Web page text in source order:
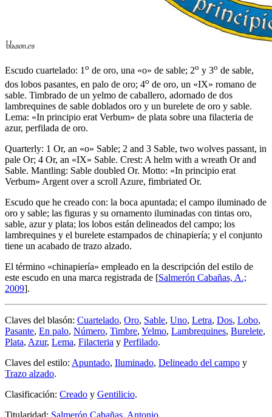
Escudo cuartelado: 1o de oro, una «o» de sable; 2o y 3o de sable,
dos lobos pasantes, en palo de oro; 4o de oro, un «IX» romano de
sable. Timbrado de un yelmo de caballero, adornado de dos
lambrequines de sable doblados oro y un burelete de oro y sable.
Lema: «In principio erat Verbum» de plata sobre una filacteria de
azur, perfilada de oro.
Quarterly: 1 Or, an «o» Sable; 2 and 3 Sable, two wolves passant, in
pale Or; 4 Or, an «IX» Sable. Crest: A helm with a wreath Or and
Sable. Mantling: Sable doubled Or. Motto: «In principio erat
Verbum» Argent over a scroll Azure, fimbriated Or.
Escudo que he creado con: la boca apuntada; el campo iluminado de
oro y sable; las figuras y su ornamento iluminadas con tintas oro,
sable, azur y plata; los lobos están delineados del campo; los
lambrequines y el burelete estampados de chinapiería; y el conjunto
tiene un acabado de trazo alzado.
El término «chinapiería» empleado en la descripción del estilo de
este escudo en una marca registrada de [Salmerón Cabañas, A.;
2009].
Claves del blasón: Cuartelado, Oro, Sable, Uno, Letra, Dos, Lobo,
Pasante, En palo, Número, Timbre, Yelmo, Lambrequines, Burelete,
Plata, Azur, Lema, Filacteria y Perfilado.
Claves del estilo: Apuntado, Iluminado, Delineado del campo y
Trazo alzado.
Clasificación: Creado y Gentilicio.
Titularidad: Salmerón Cabañas, Antonio.